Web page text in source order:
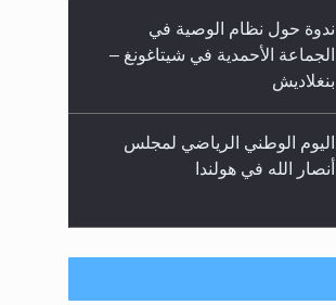
ندوة حول نظام الوصية في
الجماعة الأحمدية في شيتاغونغ –
بنغلاديش
اليوم الوطني الرياضي لمجلس
أنصار الله في هولندا
إتمام حفظ القرآن الكريم لثلاثة